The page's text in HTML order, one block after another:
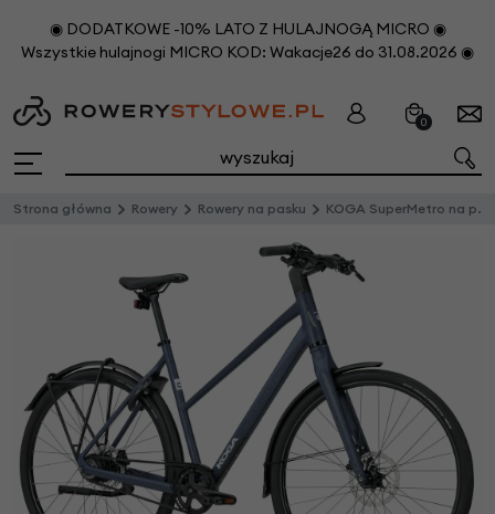
◉ DODATKOWE -10% LATO Z HULAJNOGĄ MICRO ◉
Wszystkie hulajnogi MICRO KOD: Wakacje26 do 31.08.2026 ◉
0
Strona główna Rowery Rowery na pasku KOGA SuperMetro na pasku zębatym